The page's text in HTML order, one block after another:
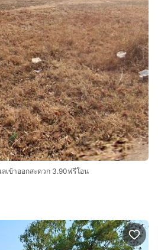
เข้าออกสะดวก 3.90ฟรีโอน